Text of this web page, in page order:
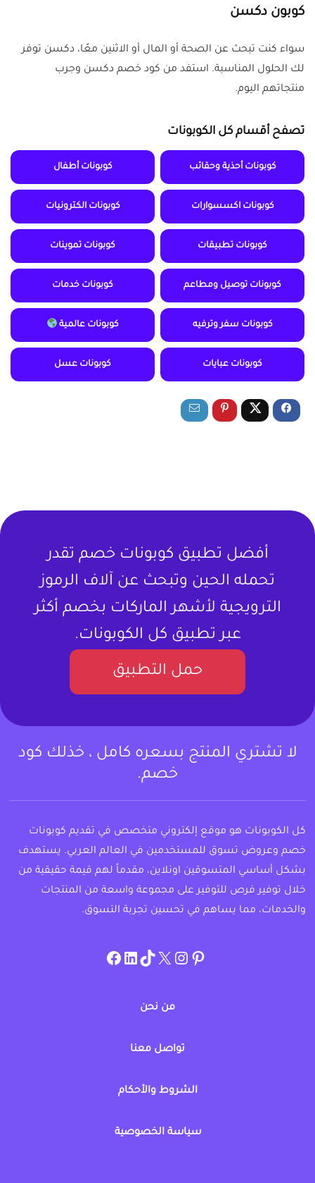
كوبون دكسن
سواء كنت تبحث عن الصحة أو المال أو الاثنين معًا، دكسن توفر
لك الحلول المناسبة. استفد من كود خصم دكسن وجرب
منتجاتهم اليوم.
تصفح أقسام كل الكوبونات
كوبونات أحذية وحقائب كوبونات أطفال
كوبونات اكسسوارات كوبونات الكترونيات
كوبونات تطبيقات كوبونات تموينات
كوبونات توصيل ومطاعم كوبونات خدمات
كوبونات سفر وترفيه كوبونات عالمية
كوبونات عبايات كوبونات عسل
أفضل تطبيق كوبونات خصم تقدر
تحمله الحين وتبحث عن آلاف الرموز
الترويجية لأشهر الماركات بخصم أكثر
عبر تطبيق كل الكوبونات.
حمل التطبيق
لا تشتري المنتج بسعره كامل ، خذلك كود
خصم.
كل الكوبونات هو موقع إلكتروني متخصص في تقديم كوبونات
خصم وعروض تسوق للمستخدمين في العالم العربي. يستهدف
بشكل أساسي المتسوقين اونلاين، مقدماً لهم قيمة حقيقية من
خلال توفير فرص للتوفير على مجموعة واسعة من المنتجات
والخدمات، مما يساهم في تحسين تجربة التسوق.
pinterest
allcouponat
twitter
TikTok
linkedin
facebook
من نحن
تواصل معنا
الشروط والأحكام
سياسة الخصوصية